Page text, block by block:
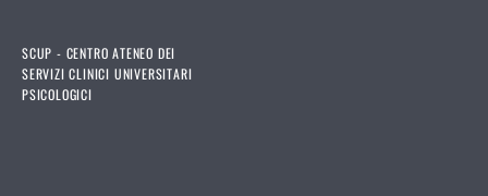
SCUP - CENTRO ATENEO DEI
SERVIZI CLINICI UNIVERSITARI
PSICOLOGICI